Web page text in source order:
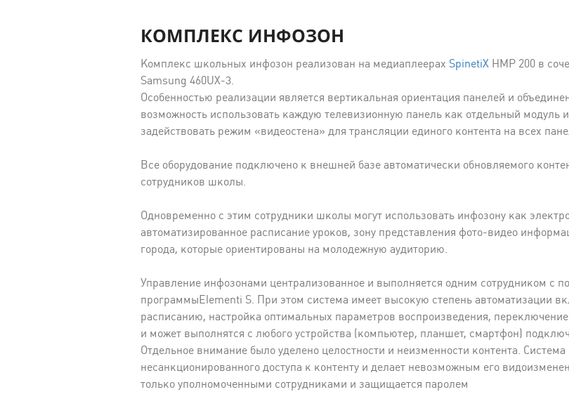
КОМПЛЕКС ИНФОЗОН
Комплекс школьных инфозон реализован на медиаплеерах SpinetiXHMP 200 в
Samsung 460UX-3.
Особенностью реализации является вертикальная ориентация панелей и
возможность использовать каждую телевизионную панель как отдельный модуль
задействовать режим «видеостена» для трансляции единого контента на всех
Все оборудование подключено к внешней базе автоматически обновляемого
сотрудников школы.
Одновременно с этим сотрудники школы могут использовать инфозону как
автоматизированное расписание уроков, зону представления фото-видео
города, которые ориентированы на молодежную аудиторию.
Управление инфозонами централизованное и выполняется одним сотрудником с
программыElementi S. При этом система имеет высокую степень автоматизации
расписанию, настройка оптимальных параметров воспроизведения,
и может выполнятся с любого устройства (компьютер, планшет, смартфон)
Отдельное внимание было уделено целостности и неизменности контента.
несанкционированного доступа к контенту и делает невозможным его
только уполномоченными сотрудниками и защищается паролем